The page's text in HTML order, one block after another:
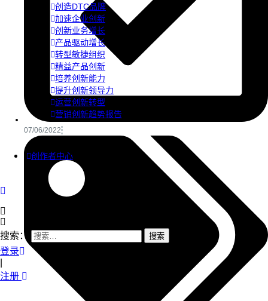
创造DTC品牌
加速企业创新
创新业务增长
产品驱动增长
转型敏捷组织
精益产品创新
培养创新能力
提升创新领导力
运营创新转型
营销创新趋势报告
创作者中心
搜索：
登录
注册
07/06/2022